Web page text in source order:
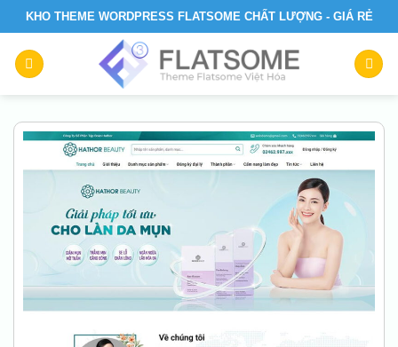
Skip
to
content
KHO THEME WORDPRESS FLATSOME CHẤT LƯỢNG - GIÁ RẺ